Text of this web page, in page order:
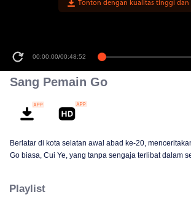
Tonton dengan kualitas tinggi dan
00:00:00/00:48:52
Sang Pemain Go
Berlatar di kota selatan awal abad ke-20,
Go biasa, Cui Ye, yang tanpa sengaja terlibat dalam
yang sama?
Playlist